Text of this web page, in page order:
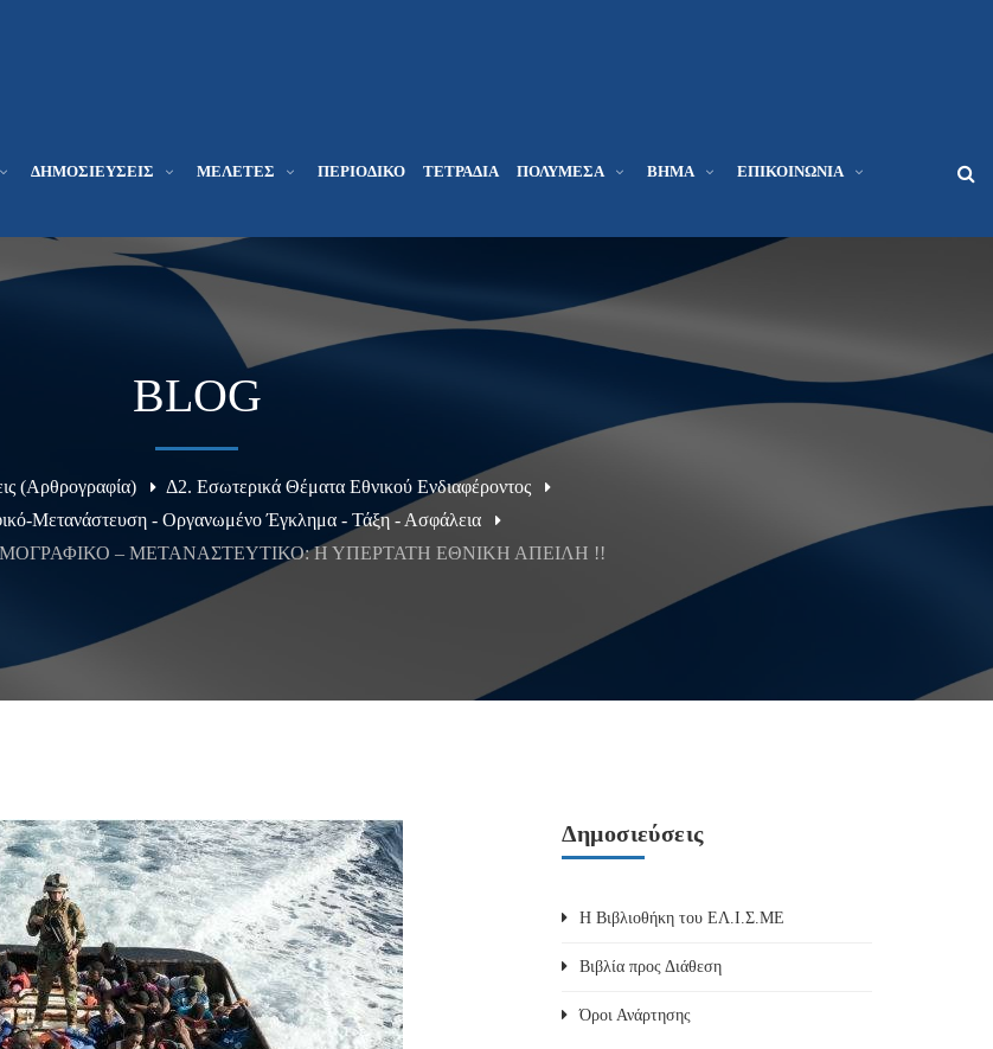
ΔΗΜΟΣΙΕΎΣΕΙΣ ΜΕΛΕΤΕΣ ΠΕΡΙΟΔΙΚΌ ΤΕΤΡΆΔΙΑ ΠΟΛΥΜΈΣΑ ΒΉΜΑ ΕΠΙΚΟΙΝΩΝΊΑ
BLOG
(Αρθρογραφία)
Δ2. Εσωτερικά Θέματα Εθνικού Ενδιαφέροντος
Μετανάστευση - Οργανωμένο Έγκλημα - Τάξη - Ασφάλεια
ΔΗΜΟΓΡΑΦΙΚΟ – ΜΕΤΑΝΑΣΤΕΥΤΙΚΟ: Η ΥΠΕΡΤΑΤΗ ΕΘΝΙΚΗ ΑΠΕΙΛΗ !!
Δημοσιεύσεις
Η Βιβλιοθήκη του ΕΛ.Ι.Σ.ΜΕ
Βιβλία προς Διάθεση
Όροι Ανάρτησης